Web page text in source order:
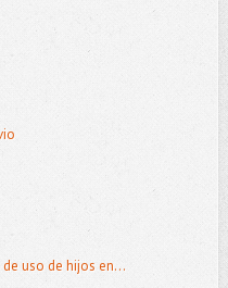
de uso de hijos en...